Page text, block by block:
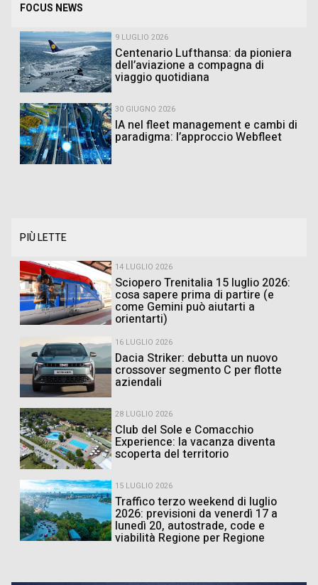
FOCUS NEWS
9 LUGLIO 2026
Centenario Lufthansa: da pioniera
dell’aviazione a compagna di
viaggio quotidiana
30 GIUGNO 2026
IA nel fleet management e cambi di
paradigma: l’approccio Webfleet
PIÙ LETTE
14 LUGLIO 2026
Sciopero Trenitalia 15 luglio 2026:
cosa sapere prima di partire (e
come Gemini può aiutarti a
orientarti)
16 LUGLIO 2026
Dacia Striker: debutta un nuovo
crossover segmento C per flotte
aziendali
28 LUGLIO 2026
Club del Sole e Comacchio
Experience: la vacanza diventa
scoperta del territorio
15 LUGLIO 2026
Traffico terzo weekend di luglio
2026: previsioni da venerdì 17 a
lunedì 20, autostrade, code e
viabilità Regione per Regione